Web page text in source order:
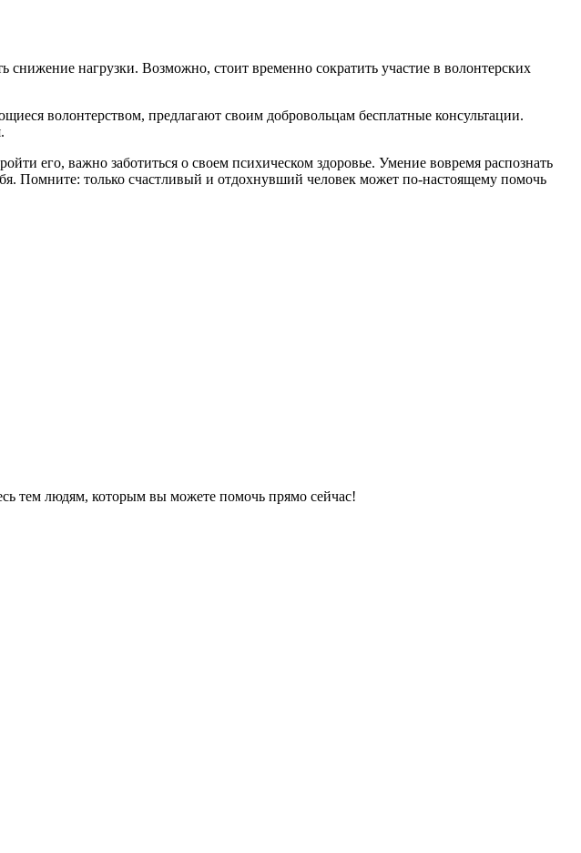
нагрузки. Возможно, стоит временно сократить участие в волонтерских
волонтерством, предлагают своим добровольцам бесплатные консультации.
его, важно заботиться о своем психическом здоровье. Умение вовремя распознать
Помните: только счастливый и отдохнувший человек может по-настоящему помочь
тем людям, которым вы можете помочь прямо сейчас!